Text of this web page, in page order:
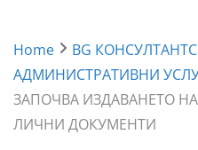
Home
BG
АДМИНИСТРАТИВНИ
ЗАПОЧВА ИЗДАВАНЕТО
ЛИЧНИ ДОКУМЕНТИ